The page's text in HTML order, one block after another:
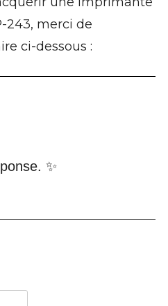
243, merci de
ci-dessous :
✨